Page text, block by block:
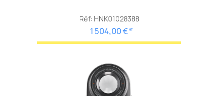
Réf: HNK01028388
1 504,00 € HT